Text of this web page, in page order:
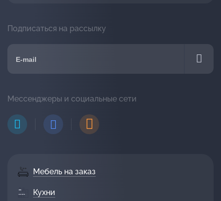
Мебель на заказ
Кухни
Подписаться на рассылку
Мессенджеры и социальные сети